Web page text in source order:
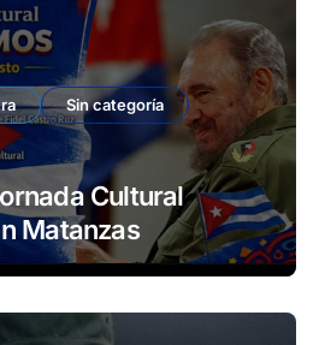
Sin categoría
Cultural
en Matanzas